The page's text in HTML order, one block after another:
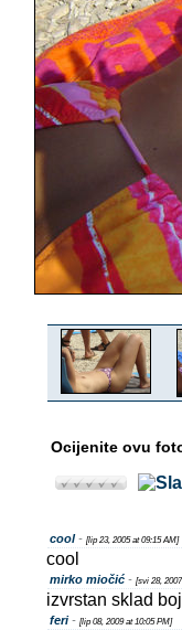
Ocijenite ovu
cool- [lip 23, 2005 at 09:15 AM]
cool
mirko miočić - [svi 28,
izvrstan sklad
feri- [lip 08, 2009 at 10:05 PM]